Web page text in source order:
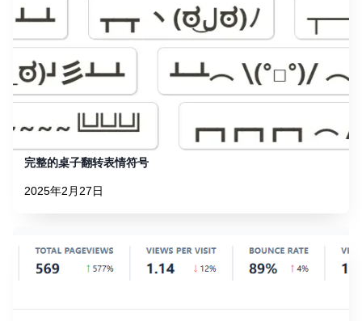
完整的桌子翻转表情符号
2025年2月27日